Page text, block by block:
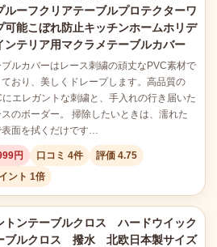
ルーフクリアテーブルプロテクターワ
可能こぼれ防止キッチンホームホリデ
ンテリア用マクラメテーブルカバー
ブルカバーはレース刺繍の頑丈なPVC素材で
おり、美しくドレープします。高品質の
にエレガントな刺繍と、手入れの行き届いた
スのボーダー。 掃除したいときは、濡れた
表面を拭くだけです…
円 口コミ 4件
評価 4.75
ント 1倍
トンテーブルクロス ハードウイック
ブルクロス 撥水 北欧日本製サイズ